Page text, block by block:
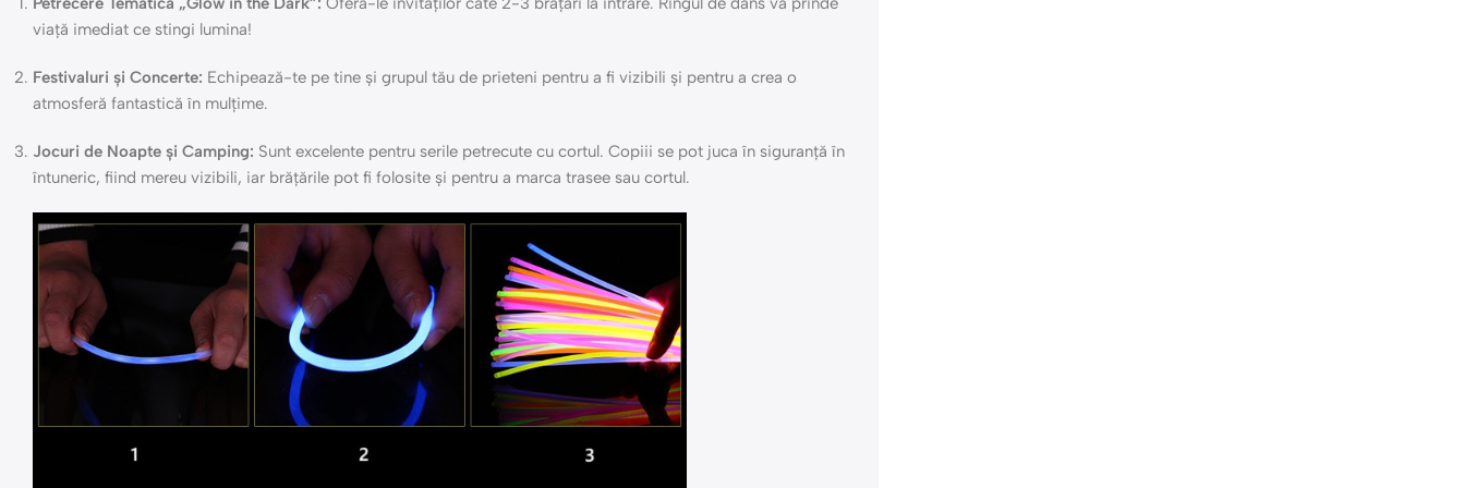
viață imediat ce stingi lumina!
Festivaluri și Concerte: Echipează-te pe tine și grupul tău de prieteni pentru a fi vizibili și pentru a crea o
atmosferă fantastică în mulțime.
Jocuri de Noapte și Camping: Sunt excelente pentru serile petrecute cu cortul. Copiii se pot juca în siguranță în
întuneric, fiind mereu vizibili, iar brățările pot fi folosite și pentru a marca trasee sau cortul.